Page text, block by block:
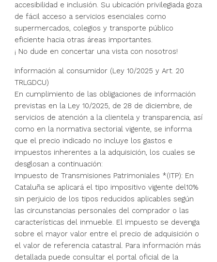
accesibilidad e inclusión. Su ubicación privilegiada goza
de fácil acceso a servicios esenciales como
supermercados, colegios y transporte público
eficiente hacia otras áreas importantes.
¡ No dude en concertar una vista con nosotros!
Información al consumidor (Ley 10/2025 y Art. 20
TRLGDCU)
En cumplimiento de las obligaciones de información
previstas en la Ley 10/2025, de 28 de diciembre, de
servicios de atención a la clientela y transparencia, así
como en la normativa sectorial vigente, se informa
que el precio indicado no incluye los gastos e
impuestos inherentes a la adquisición, los cuales se
desglosan a continuación:
Impuesto de Transmisiones Patrimoniales *(ITP): En
Cataluña se aplicará el tipo impositivo vigente del10%
sin perjuicio de los tipos reducidos aplicables según
las circunstancias personales del comprador o las
características del inmueble. El impuesto se devenga
sobre el mayor valor entre el precio de adquisición o
el valor de referencia catastral. Para información más
detallada puede consultar el portal oficial de la